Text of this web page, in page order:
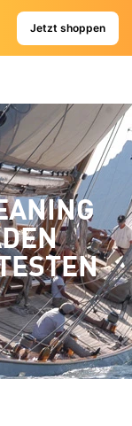
Jetzt shoppen